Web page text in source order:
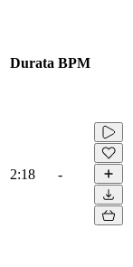
Durata BPM
2:18 -